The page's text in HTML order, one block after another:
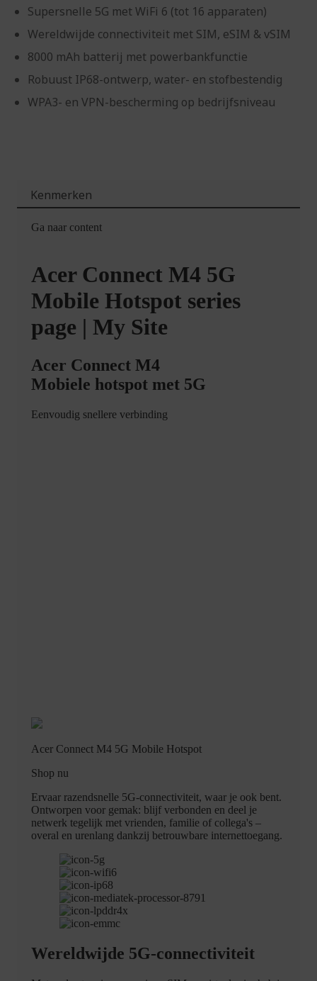
Supersnelle 5G met WiFi 6 (tot 16 apparaten)
Wereldwijde connectiviteit met SIM, eSIM & vSIM
8000 mAh batterij met powerbankfunctie
Robuust IP68-ontwerp, water- en stofbestendig
WPA3- en VPN-bescherming op bedrijfsniveau
Kenmerken